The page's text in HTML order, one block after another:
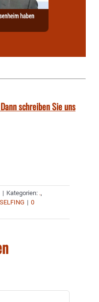
schreiben Sie uns
| Kategorien: .,
| 0